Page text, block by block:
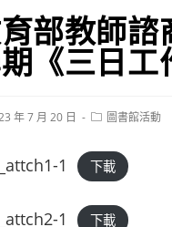
部教師
《三日
年 7 月 20 日
Post圖書館活動
1 下載
1 下載